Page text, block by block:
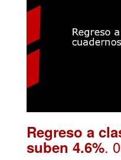
Regreso a
suben 4.6%.